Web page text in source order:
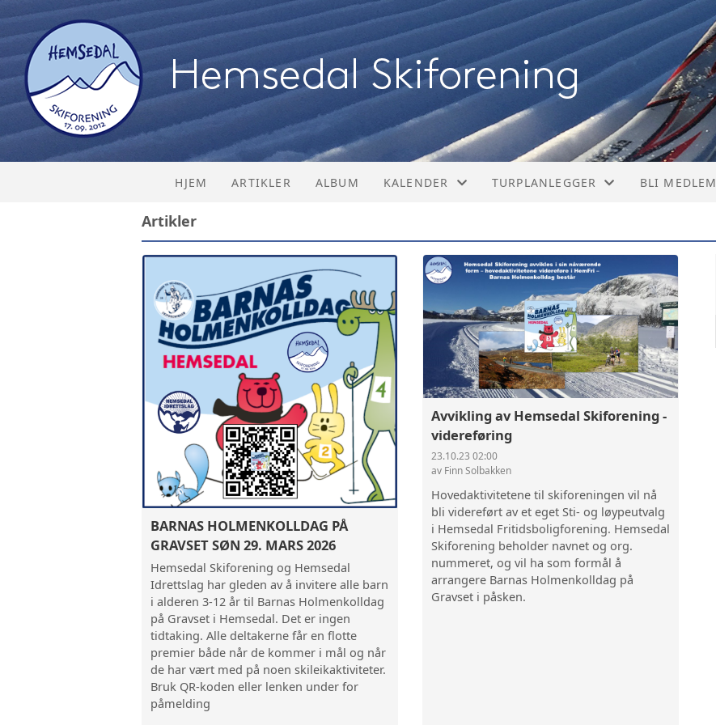
HJEM ARTIKLER ALBUM KALENDER TURPLANLEGGER
TORSDAGSMELDINGEN KOPI
LØYPEKART
LØYPE OG TURBESKRIVELSER
STATUS LØYPEKJØRING
LANGRENNSBUSSEN
RASTEPLASSER
SERVERINGSSTEDER
VÆRVARSEL
SMØRETIPS
BLI MEDLEM
Artikler
BARNAS HOLMENKOLLDAG PÅ
GRAVSET SØN 29. MARS 2026
Hemsedal Skiforening og Hemsedal
Idrettslag har gleden av å invitere alle barn
i alderen 3-12 år til Barnas Holmenkolldag
på Gravset i Hemsedal. Det er ingen
tidtaking. Alle deltakerne får en flotte
premier både når de kommer i mål og når
de har vært med på noen skileikaktiviteter.
Bruk QR-koden eller lenken under for
påmelding
Avvikling av Hemsedal Skiforening -
videreføring
23.10.23 02:00
av Finn Solbakken
Hovedaktivitetene til skiforeningen vil nå
bli videreført av et eget Sti- og løypeutvalg
i Hemsedal Fritidsboligforening. Hemsedal
Skiforening beholder navnet og org.
nummeret, og vil ha som formål å
arrangere Barnas Holmenkolldag på
Gravset i påsken.